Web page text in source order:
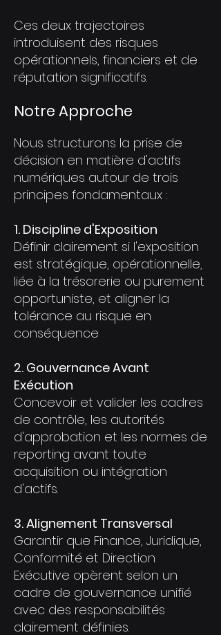
Ces deux trajectoires
introduisent des risques
opérationnels, financiers et de
réputation significatifs.
Notre Approche
Nous structurons la prise de
décision en matière d'actifs
numériques autour de trois
principes fondamentaux :
1. Discipline d'Exposition
Définir clairement si l'exposition
est stratégique, opérationnelle,
liée à la trésorerie ou purement
opportuniste, et aligner la
tolérance au risque en
conséquence
2. Gouvernance Avant
Exécution
Concevoir et valider les cadres
de contrôle, les autorités
d'approbation et les normes de
reporting avant toute
acquisition ou intégration
d'actifs.
3. Alignement Transversal
Garantir que Finance, Juridique,
Conformité et Direction
Exécutive opèrent selon un
cadre de gouvernance unifié
avec des responsabilités
clairement définies.